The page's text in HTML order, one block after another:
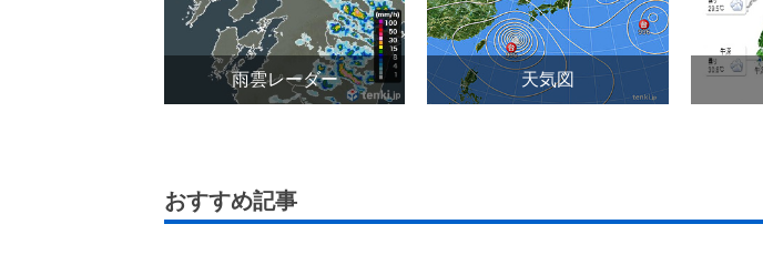
雨雲レーダー 天気図
おすすめ記事